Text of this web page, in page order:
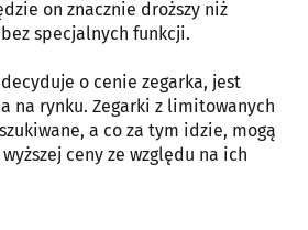
on znacznie droższy niż
specjalnych funkcji.
o cenie zegarka, jest
na rynku. Zegarki z limitowanych
a co za tym idzie, mogą
ceny ze względu na ich